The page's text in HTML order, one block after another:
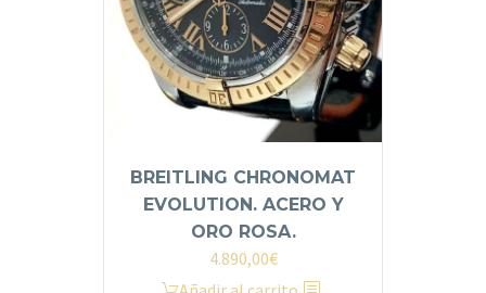
BREITLING CHRONOMAT
EVOLUTION. ACERO Y
ORO ROSA.
4.890,00€